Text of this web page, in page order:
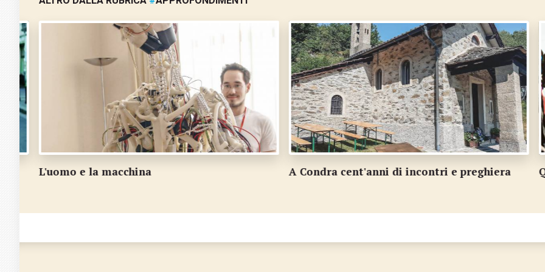
A Condra cent'anni di incontri e preghiera Quando le Luganesi vincevano le staffette